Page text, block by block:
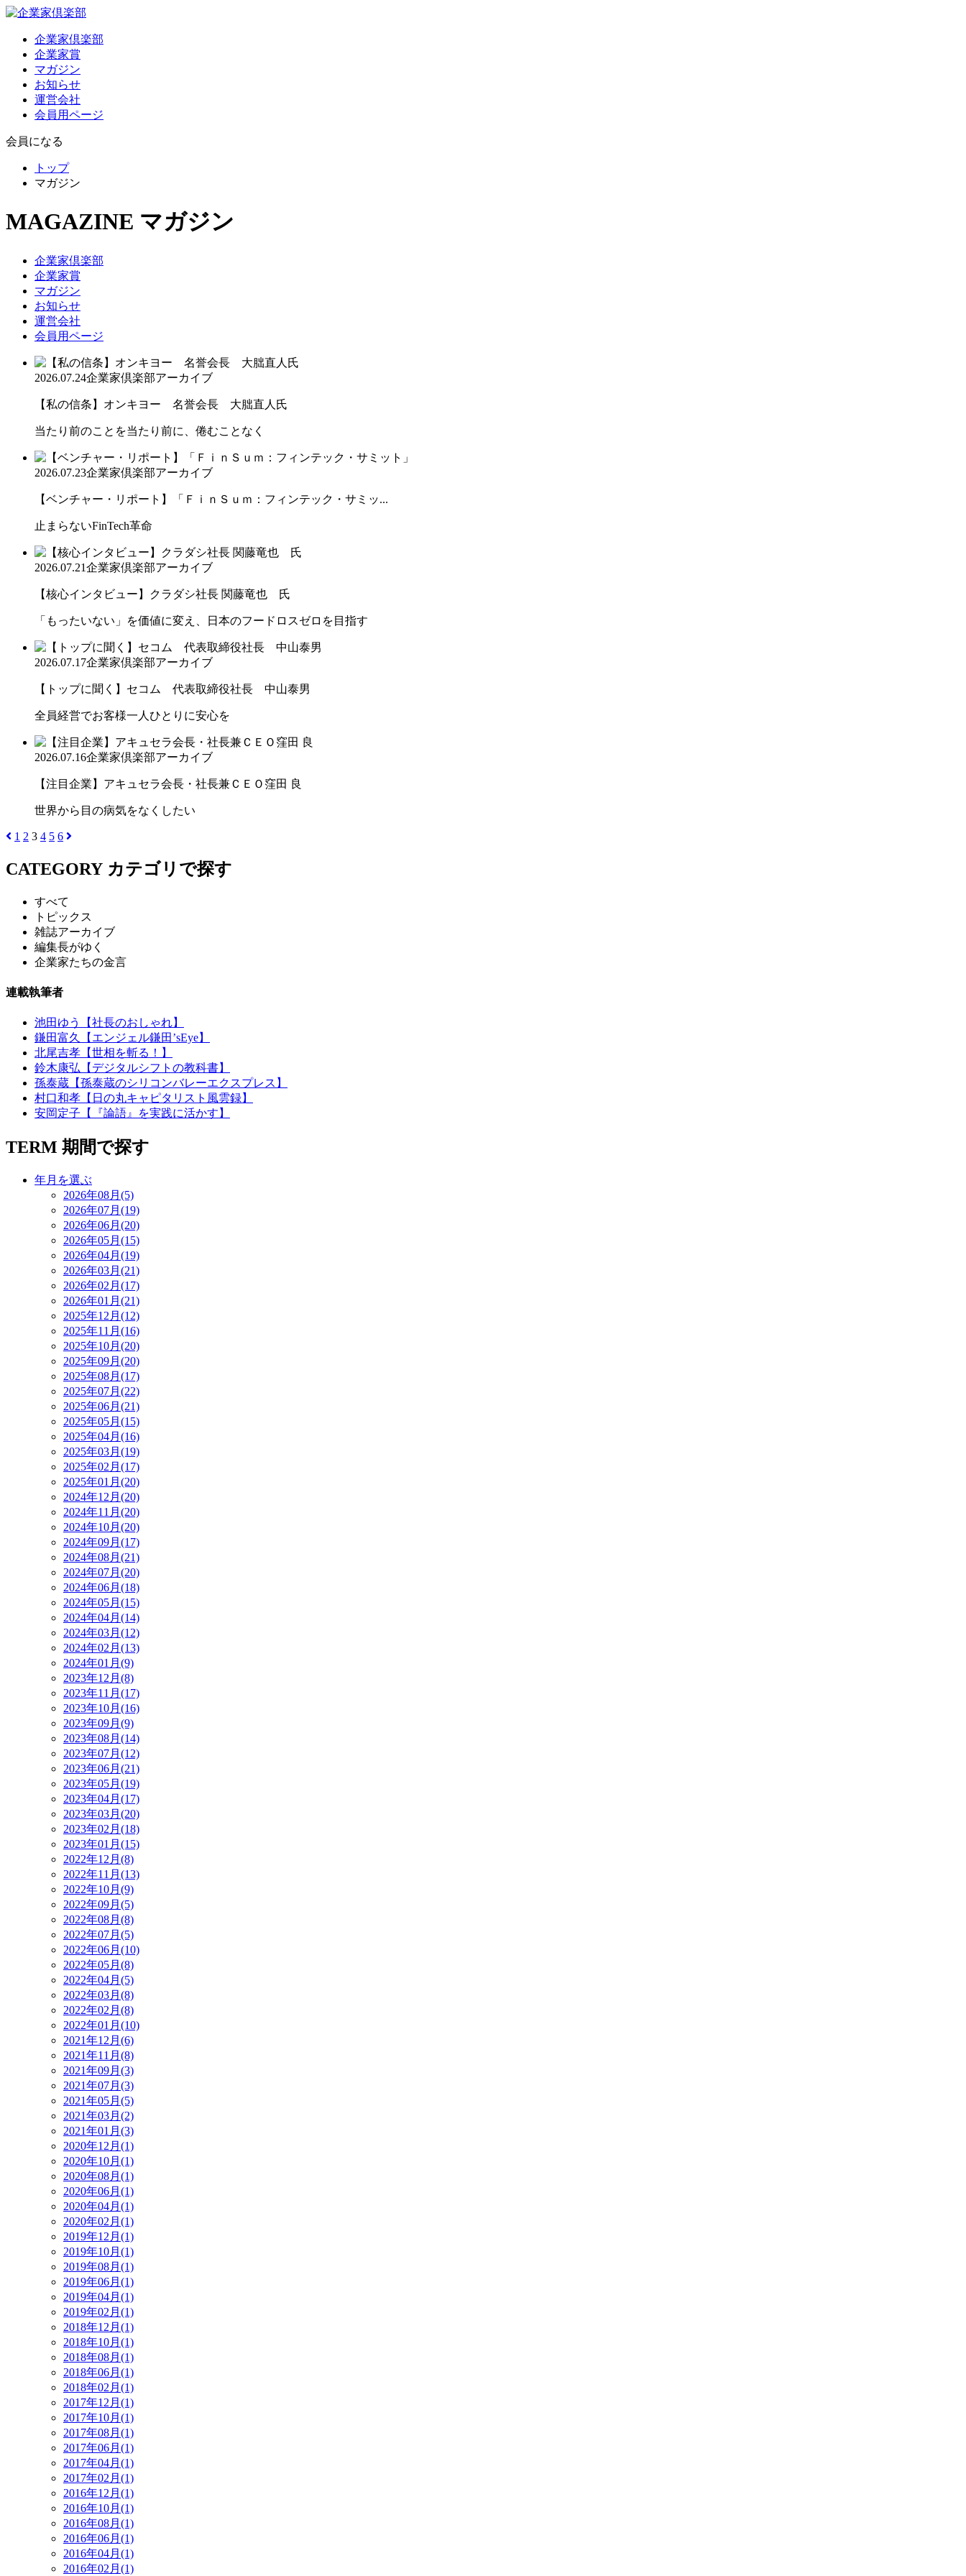
企業家倶楽部
企業家賞
マガジン
お知らせ
運営会社
会員用ページ
会員になる
トップ
マガジン
MAGAZINE マガジン
企業家倶楽部
企業家賞
マガジン
お知らせ
運営会社
会員用ページ
2026.07.24企業家倶楽部アーカイブ
【私の信条】オンキヨー 名誉会長 大朏直人氏
当たり前のことを当たり前に、倦むことなく
2026.07.23企業家倶楽部アーカイブ
【ベンチャー・リポート】「ＦｉｎＳｕｍ：フィンテック・サミッ...
止まらないFinTech革命
2026.07.21企業家倶楽部アーカイブ
【核心インタビュー】クラダシ社長 関藤竜也 氏
「もったいない」を価値に変え、日本のフードロスゼロを目指す
2026.07.17企業家倶楽部アーカイブ
【トップに聞く】セコム 代表取締役社長 中山泰男
全員経営でお客様一人ひとりに安心を
2026.07.16企業家倶楽部アーカイブ
【注目企業】アキュセラ会長・社長兼ＣＥＯ窪田 良
世界から目の病気をなくしたい
1 2 3 4 5 6
CATEGORY カテゴリで探す
すべて
トピックス
雑誌アーカイブ
編集長がゆく
企業家たちの金言
連載執筆者
池田ゆう【社長のおしゃれ】
鎌田富久【エンジェル鎌田’sEye】
北尾吉孝【世相を斬る！】
鈴木康弘【デジタルシフトの教科書】
孫泰蔵【孫泰蔵のシリコンバレーエクスプレス】
村口和孝【日の丸キャピタリスト風雲録】
安岡定子【『論語』を実践に活かす】
TERM 期間で探す
年月を選ぶ
2026年08月(5)
2026年07月(19)
2026年06月(20)
2026年05月(15)
2026年04月(19)
2026年03月(21)
2026年02月(17)
2026年01月(21)
2025年12月(12)
2025年11月(16)
2025年10月(20)
2025年09月(20)
2025年08月(17)
2025年07月(22)
2025年06月(21)
2025年05月(15)
2025年04月(16)
2025年03月(19)
2025年02月(17)
2025年01月(20)
2024年12月(20)
2024年11月(20)
2024年10月(20)
2024年09月(17)
2024年08月(21)
2024年07月(20)
2024年06月(18)
2024年05月(15)
2024年04月(14)
2024年03月(12)
2024年02月(13)
2024年01月(9)
2023年12月(8)
2023年11月(17)
2023年10月(16)
2023年09月(9)
2023年08月(14)
2023年07月(12)
2023年06月(21)
2023年05月(19)
2023年04月(17)
2023年03月(20)
2023年02月(18)
2023年01月(15)
2022年12月(8)
2022年11月(13)
2022年10月(9)
2022年09月(5)
2022年08月(8)
2022年07月(5)
2022年06月(10)
2022年05月(8)
2022年04月(5)
2022年03月(8)
2022年02月(8)
2022年01月(10)
2021年12月(6)
2021年11月(8)
2021年09月(3)
2021年07月(3)
2021年05月(5)
2021年03月(2)
2021年01月(3)
2020年12月(1)
2020年10月(1)
2020年08月(1)
2020年06月(1)
2020年04月(1)
2020年02月(1)
2019年12月(1)
2019年10月(1)
2019年08月(1)
2019年06月(1)
2019年04月(1)
2019年02月(1)
2018年12月(1)
2018年10月(1)
2018年08月(1)
2018年06月(1)
2018年02月(1)
2017年12月(1)
2017年10月(1)
2017年08月(1)
2017年06月(1)
2017年04月(1)
2017年02月(1)
2016年12月(1)
2016年10月(1)
2016年08月(1)
2016年06月(1)
2016年04月(1)
2016年02月(1)